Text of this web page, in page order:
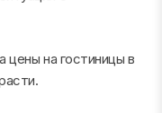
цены на гостиницы в